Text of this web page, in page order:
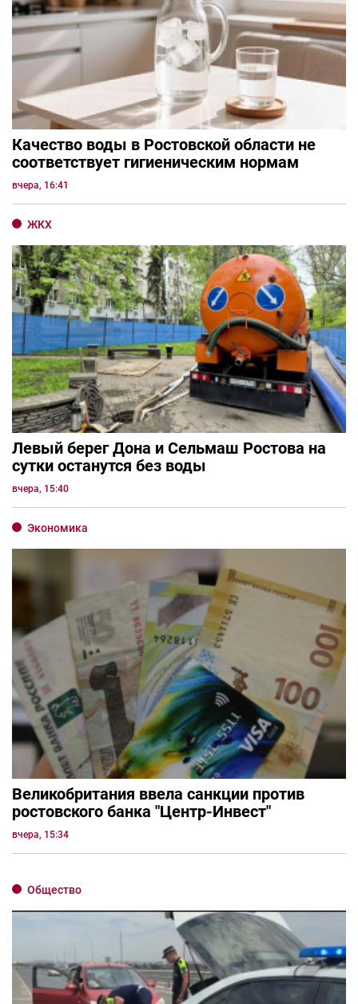
Качество воды в Ростовской области не
соответствует гигиеническим нормам
вчера, 16:41
ЖКХ
Левый берег Дона и Сельмаш Ростова на
сутки останутся без воды
вчера, 15:40
Экономика
Великобритания ввела санкции против
ростовского банка "Центр-Инвест"
вчера, 15:34
Общество